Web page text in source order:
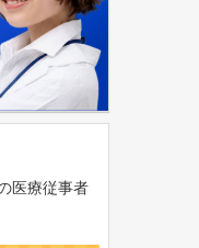
医療従事者